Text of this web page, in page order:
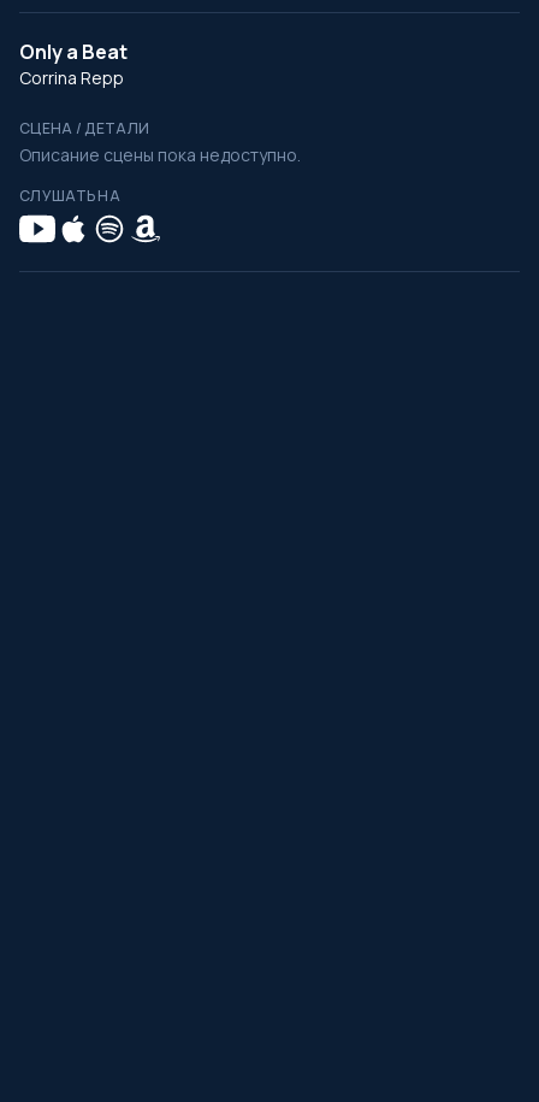
Only a Beat
Corrina Repp
СЦЕНА / ДЕТАЛИ
Описание сцены пока недоступно.
СЛУШАТЬ НА